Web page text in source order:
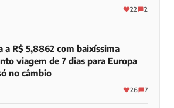
22 2
a R$ 5,8862 com baixíssima
viagem de 7 dias para Europa
no câmbio
26 7